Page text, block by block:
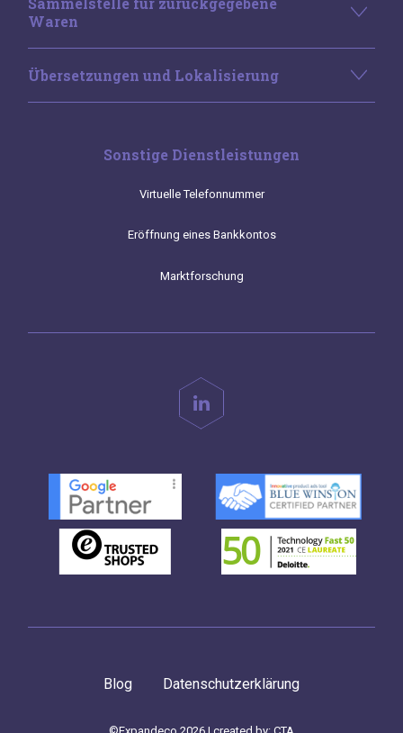
Waren
Übersetzungen und Lokalisierung
Sonstige Dienstleistungen
Virtuelle Telefonnummer
Eröffnung eines Bankkontos
Marktforschung
Blog Datenschutzerklärung